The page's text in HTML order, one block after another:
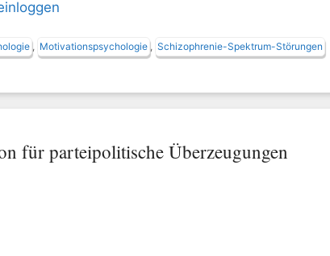
, Motivationspsychologie , Schizophrenie-Spektrum-Störungen
für parteipolitische Überzeugungen